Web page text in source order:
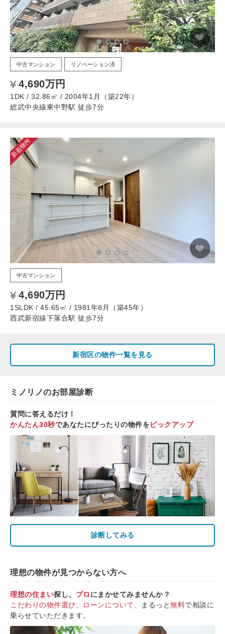
中古マンション リノベーション済
4,690万円
1DK / 32.86㎡ / 2004年1月（築22年）
総武中央線東中野駅 徒歩7分
新着物件
中古マンション
4,690万円
1SLDK / 45.65㎡ / 1981年8月（築45年）
西武新宿線下落合駅 徒歩7分
新宿区の物件一覧を見る
ミノリノのお部屋診断
質問に答えるだけ！
かんたん30秒であなたにぴったりの物件をピックアップ
診断してみる
理想の物件が見つからない方へ
理想の住まい探し、 プロ にまかせてみませんか？
こだわりの物件選び
ローンについて 、まるっと無料で相談に
乗らせていただきます。